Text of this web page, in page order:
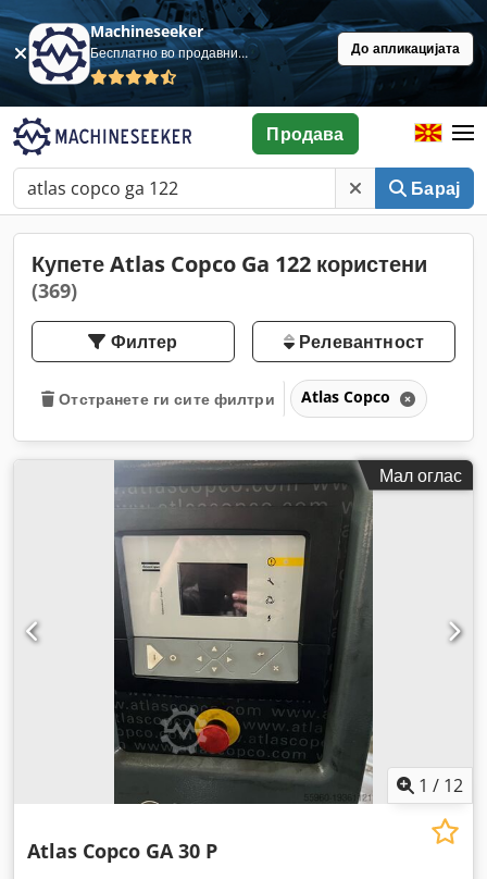
Machineseeker
Бесплатно во продавница До апликацијата
Барај
Продава
Купете Atlas Copco Ga 122 користени
(369)
Филтер Релевантност
Отстранете ги сите филтри Atlas Copco
Мал оглас
1 / 12
Atlas Copco GA 30 P